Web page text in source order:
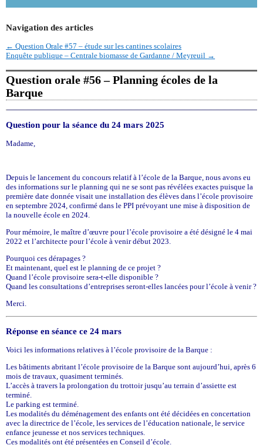
Navigation des articles
← Question Orale #57 – étude sur les cantines scolaires
Enquête publique – Centrale biomasse de Gardanne / Meyreuil →
Question orale #56 – Planning écoles de la
Barque
Question pour la séance du 24 mars 2025
Madame,
Depuis le lancement du concours relatif à l’école de la Barque, nous avons eu
des informations sur le planning qui ne se sont pas révélées exactes puisque la
première date donnée visait une installation des élèves dans l’école provisoire
en septembre 2024, confirmé dans le PPI prévoyant une mise à disposition de
la nouvelle école en 2024.
Pour mémoire, le maître d’œuvre pour l’école provisoire a été désigné le 4 mai
2022 et l’architecte pour l’école à venir début 2023.
Pourquoi ces dérapages ?
Et maintenant, quel est le planning de ce projet ?
Quand l’école provisoire sera-t-elle disponible ?
Quand les consultations d’entreprises seront-elles lancées pour l’école à venir ?
Merci.
Réponse en séance ce 24 mars
Voici les informations relatives à l’école provisoire de la Barque :
Les bâtiments abritant l’école provisoire de la Barque sont aujourd’hui, après 6
mois de travaux, quasiment terminés.
L’accès à travers la prolongation du trottoir jusqu’au terrain d’assiette est
terminé.
Le parking est terminé.
Les modalités du déménagement des enfants ont été décidées en concertation
avec la directrice de l’école, les services de l’éducation nationale, le service
enfance jeunesse et nos services techniques.
Ces modalités ont été présentées en Conseil d’école.